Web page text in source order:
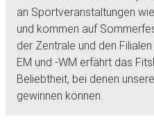
an Sportveranstaltungen
und kommen auf
der Zentrale und den
EM und -WM erfährt das
Beliebtheit, bei denen
gewinnen können.